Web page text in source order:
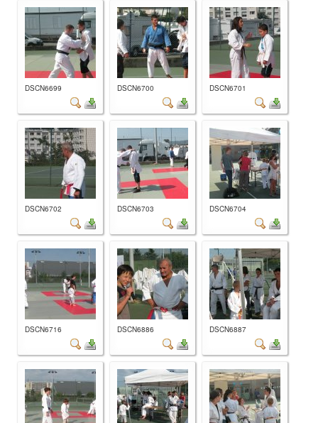
DSCN6699 DSCN6700 DSCN6701
DSCN6702 DSCN6703 DSCN6704
DSCN6716 DSCN6886 DSCN6887